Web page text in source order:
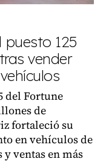
125
vender
del Fortune
de
fortaleció su
en vehículos de
ventas en más